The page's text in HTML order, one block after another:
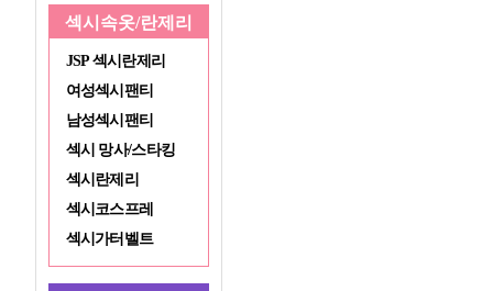
섹시속옷/란제리
JSP 섹시란제리
여성섹시팬티
남성섹시팬티
섹시 망사/스타킹
섹시란제리
섹시코스프레
섹시가터벨트